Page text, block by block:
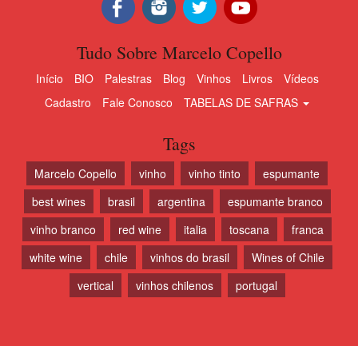
Tudo Sobre Marcelo Copello
Início BIO Palestras Blog Vinhos Livros
Vídeos
Cadastro
Fale Conosco TABELAS DE SAFRAS
Tags
Marcelo Copello vinho vinho tinto
espumante
best wines
brasil argentina
espumante branco
vinho branco
red wine italia toscana
franca
white wine
chile vinhos do brasil
Wines of Chile
vertical
vinhos chilenos portugal